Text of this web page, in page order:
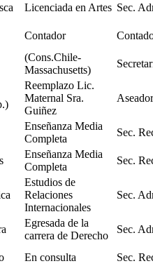
Licenciada en Artes Sec.
Contador
(Cons.Chile-
Massachusetts)
Reemplazo Lic.
Maternal Sra.
Guiñez
Enseñanza Media
Completa
Sec.
Enseñanza Media
Completa
Sec.
Estudios de
Relaciones
Internacionales
Sec.
Egresada de la
carrera de Derecho
Sec.
En consulta Sec.